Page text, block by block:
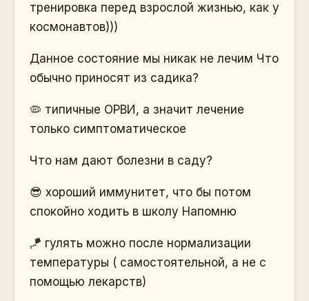
тренировка перед взрослой жизнью, как у
космонавтов)))
Данное состояние мы никак не лечим Что
обычно приносят из садика?
🦠 типичные ОРВИ, а значит лечение
только симптоматическое
Что нам дают болезни в саду?
😎 хороший иммунитет, что бы потом
спокойно ходить в школу Напомню
🪁 гулять можно после нормализации
температуры ( самостоятельной, а не с
помощью лекарств)